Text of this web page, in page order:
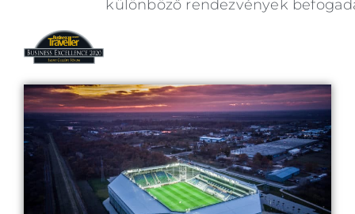
különböző rendezvények